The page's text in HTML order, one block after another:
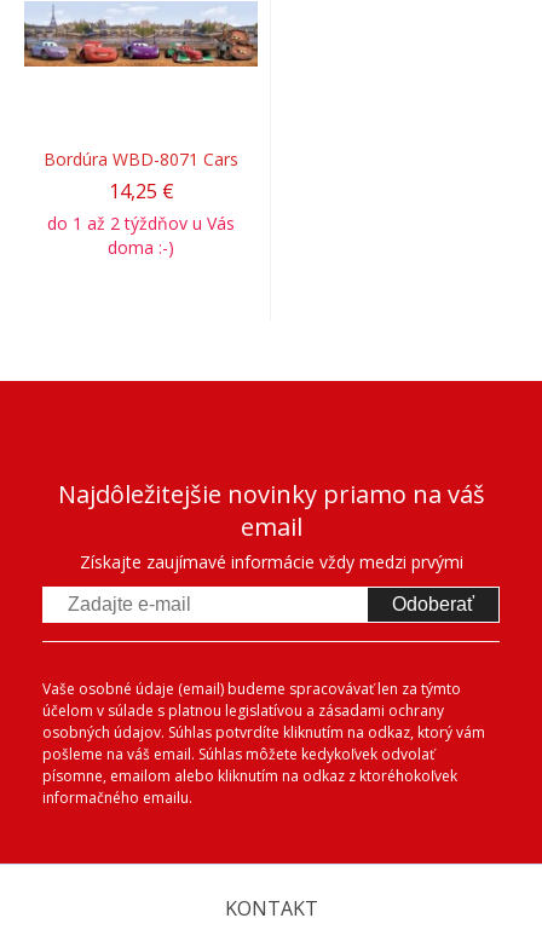
Bordúra WBD-8071 Cars
14,25 €
do 1 až 2 týždňov u Vás
doma :-)
Najdôležitejšie novinky priamo na váš
email
Získajte zaujímavé informácie vždy medzi prvými
Odoberať
Vaše osobné údaje (email) budeme spracovávať len za týmto
účelom v súlade s platnou legislatívou a zásadami ochrany
osobných údajov. Súhlas potvrdíte kliknutím na odkaz, ktorý vám
pošleme na váš email. Súhlas môžete kedykoľvek odvolať
písomne, emailom alebo kliknutím na odkaz z ktoréhokoľvek
informačného emailu.
KONTAKT